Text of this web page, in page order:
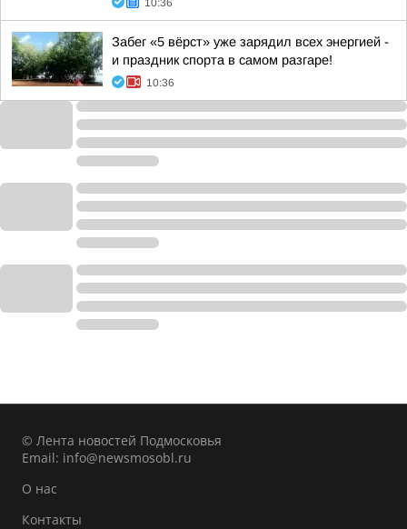
10:36
Забег «5 вёрст» уже зарядил всех энергией -
и праздник спорта в самом разгаре!
10:36
© Лента новостей Подмосковья
Email: info@newsmosobl.ru
О нас
Контакты